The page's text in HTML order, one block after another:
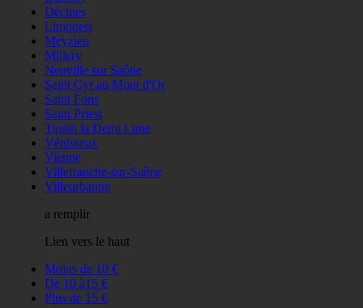
Décines
Limonest
Meyzieu
Millery
Neuville sur Saône
Saint Cyr au Mont d'Or
Saint Fons
Saint Priest
Tassin la Demi Lune
Vénisseux
Vienne
Villefranche-sur-Saône
Villeurbanne
a remplir
Lien vers le haut
Moins de 10 €
De 10 à15 €
Plus de 15 €